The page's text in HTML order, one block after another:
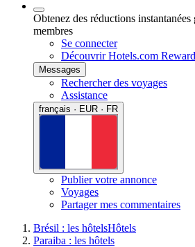
Obtenez des réductions
membres
Se connecter
Découvrir Hotels.com
Messages
Rechercher des voyages
Assistance
français · EUR · FR
Publier votre annonce
Voyages
Partager mes commentaires
Brésil : les hôtelsHôtels
Paraiba : les hôtels